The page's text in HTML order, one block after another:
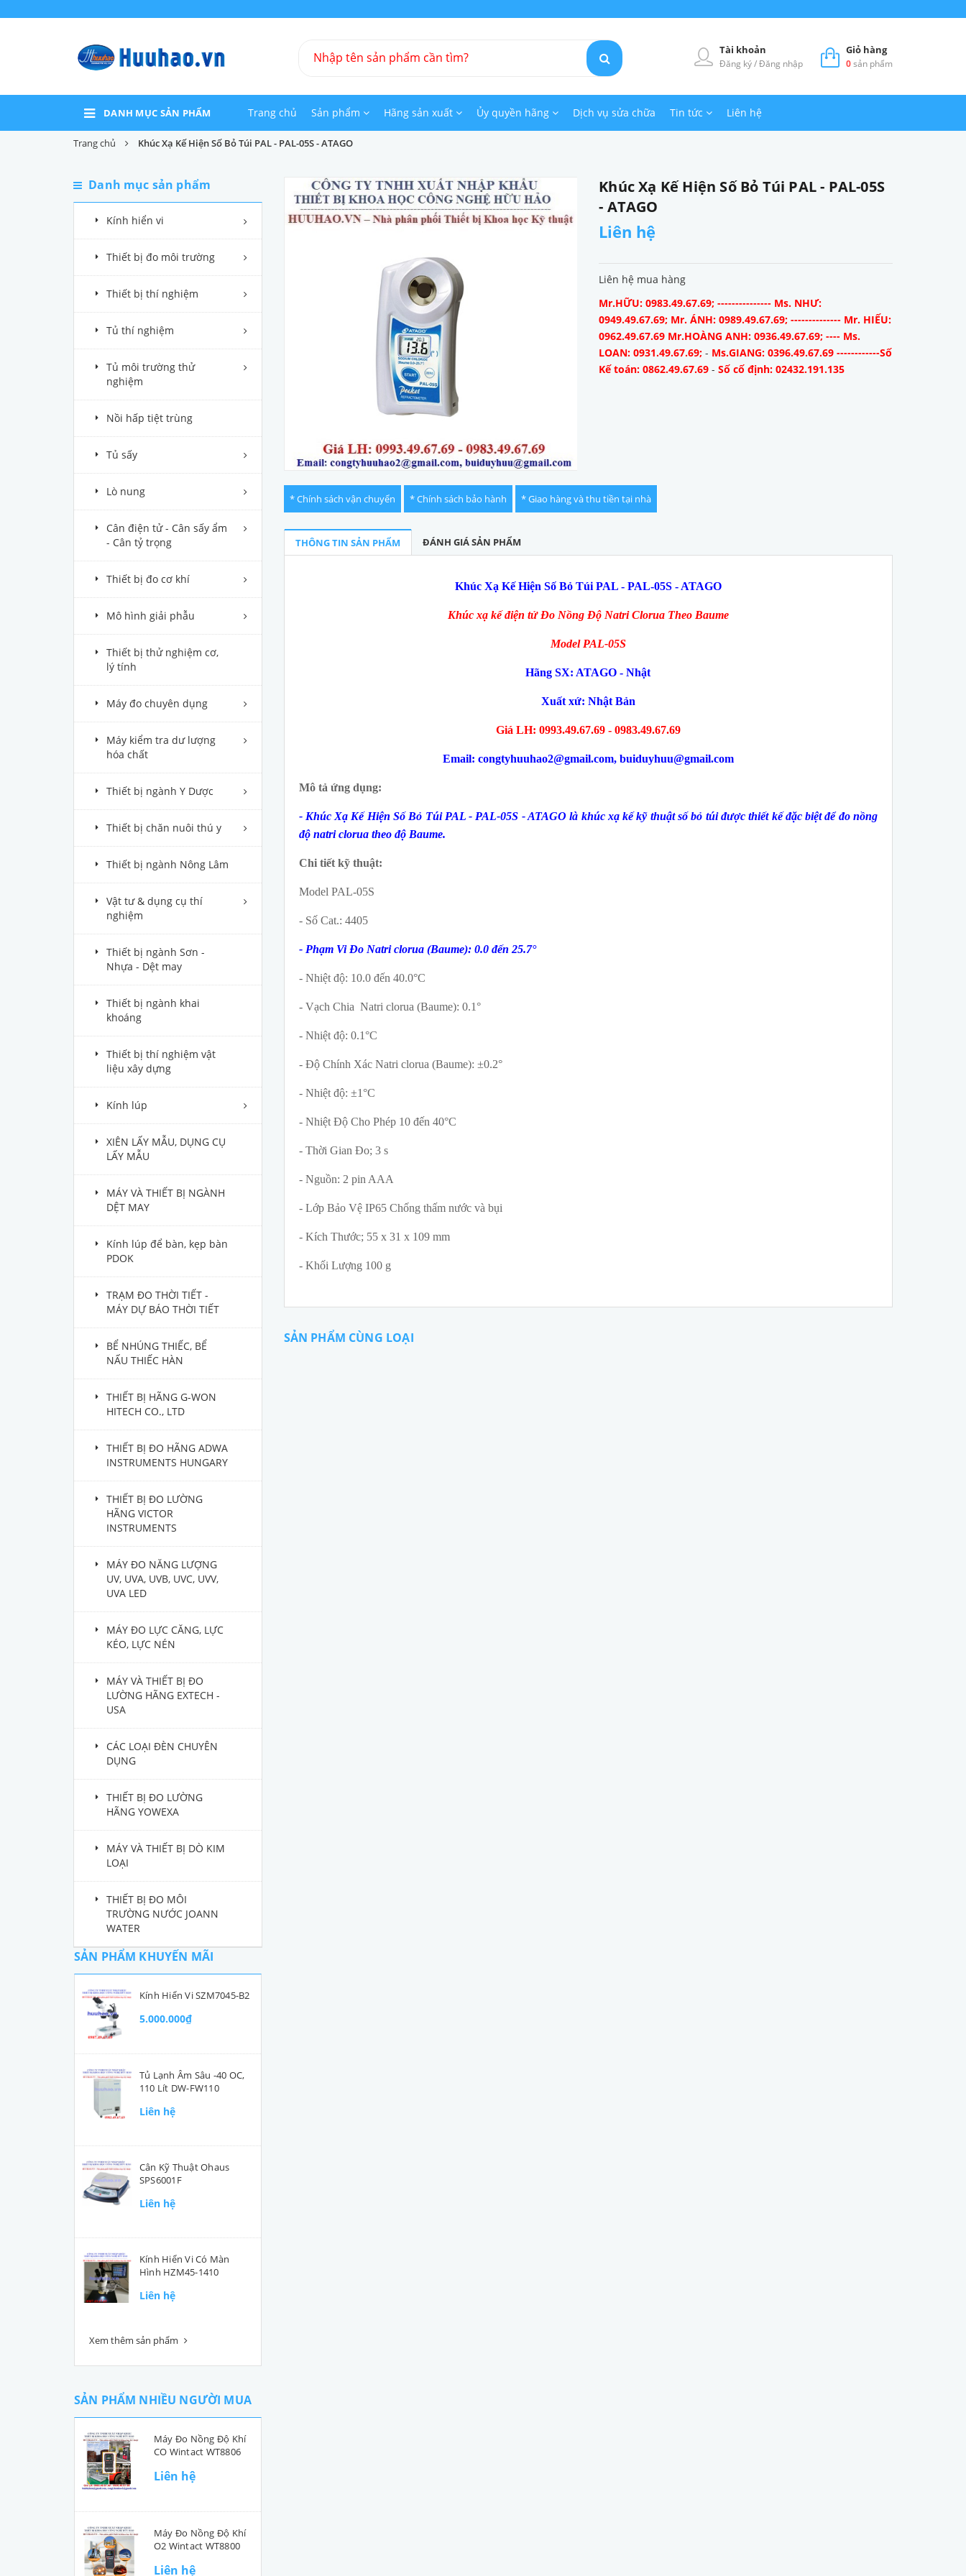
Giỏ hàng
0sản phẩm
Tài khoản
Đăng ký/Đăng nhập
DANH MỤC SẢN PHẨM Trang chủ Sản phẩm Hãng sản xuất Ủy quyền hãng Dịch vụ sửa chữa Tin tức Liên hệ
Trang chủ Khúc Xạ Kế Hiện Số Bỏ Túi PAL - PAL-05S - ATAGO
Danh mục sản phẩm
Kính hiển vi
Thiết bị đo môi trường
Thiết bị thí nghiệm
Tủ thí nghiệm
Tủ môi trường thử
nghiệm
Nồi hấp tiệt trùng
Tủ sấy
Lò nung
Cân điện tử - Cân sấy ẩm
- Cân tỷ trọng
Thiết bị đo cơ khí
Mô hình giải phẫu
Thiết bị thử nghiệm cơ,
lý tính
Máy đo chuyên dụng
Máy kiểm tra dư lượng
hóa chất
Thiết bị ngành Y Dược
Thiết bị chăn nuôi thú y
Thiết bị ngành Nông Lâm
Vật tư & dụng cụ thí
nghiệm
Thiết bị ngành Sơn -
Nhựa - Dệt may
Thiết bị ngành khai
khoáng
Thiết bị thí nghiệm vật
liệu xây dựng
Kính lúp
XIÊN LẤY MẪU, DỤNG CỤ
LẤY MẪU
MÁY VÀ THIẾT BỊ NGÀNH
DỆT MAY
Kính lúp để bàn, kẹp bàn
PDOK
TRẠM ĐO THỜI TIẾT -
MÁY DỰ BÁO THỜI TIẾT
BỂ NHÚNG THIẾC, BỂ
NẤU THIẾC HÀN
THIẾT BỊ HÃNG G-WON
HITECH CO., LTD
THIẾT BỊ ĐO HÃNG ADWA
INSTRUMENTS HUNGARY
THIẾT BỊ ĐO LƯỜNG
HÃNG VICTOR
INSTRUMENTS
MÁY ĐO NĂNG LƯỢNG
UV, UVA, UVB, UVC, UVV,
UVA LED
MÁY ĐO LỰC CĂNG, LỰC
KÉO, LỰC NÉN
MÁY VÀ THIẾT BỊ ĐO
LƯỜNG HÃNG EXTECH -
USA
CÁC LOẠI ĐÈN CHUYÊN
DỤNG
THIẾT BỊ ĐO LƯỜNG
HÃNG YOWEXA
MÁY VÀ THIẾT BỊ DÒ KIM
LOẠI
THIẾT BỊ ĐO MÔI
TRƯỜNG NƯỚC JOANN
WATER
SẢN PHẨM KHUYẾN MÃI
Kính Hiển Vi SZM7045-B2
5.000.000₫
Tủ Lạnh Âm Sâu -40 OC,
110 Lít DW-FW110
Liên hệ
Cân Kỹ Thuật Ohaus
SPS6001F
Liên hệ
Kính Hiển Vi Có Màn
Hình HZM45-1410
Liên hệ
Xem thêm sản phẩm
SẢN PHẨM NHIỀU NGƯỜI MUA
Máy Đo Nồng Độ Khí
CO Wintact WT8806
Liên hệ
Máy Đo Nồng Độ Khí
O2 Wintact WT8800
Liên hệ
Khúc Xạ Kế Hiện Số Bỏ Túi PAL - PAL-05S
- ATAGO
Liên hệ
Liên hệ mua hàng
Mr.HỮU: 0983.49.67.69; --------------- Ms. NHƯ:
0949.49.67.69; Mr. ÁNH: 0989.49.67.69; -------------- Mr. HIẾU:
0962.49.67.69 Mr.HOÀNG ANH: 0936.49.67.69; ---- Ms.
LOAN: 0931.49.67.69; - Ms.GIANG: 0396.49.67.69 ------------Số
Kế toán: 0862.49.67.69 -Số cố định: 02432.191.135
* Chính sách vận chuyển * Chính sách bảo hành * Giao hàng và thu tiền tại nhà
THÔNG TIN SẢN PHẨM ĐÁNH GIÁ SẢN PHẨM
Khúc Xạ Kế Hiện Số Bỏ Túi PAL - PAL-05S - ATAGO
Khúc xạ kế điện tử Đo Nồng Độ Natri Clorua Theo Baume
Model PAL-05S
Hãng SX: ATAGO - Nhật
Xuất xứ: Nhật Bản
Giá LH: 0993.49.67.69 - 0983.49.67.69
Email: congtyhuuhao2@gmail.com, buiduyhuu@gmail.com
Mô tả ứng dụng:
- Khúc Xạ Kế Hiện Số Bỏ Túi PAL - PAL-05S - ATAGO là khúc xạ kế kỹ thuật số bỏ túi được thiết kế đặc biệt để đo nồng
độ natri clorua theo độ Baume.
Chi tiết kỹ thuật:
Model PAL-05S
- Số Cat.: 4405
- Phạm Vi Đo Natri clorua (Baume): 0.0 đến 25.7°
- Nhiệt độ: 10.0 đến 40.0°C
- Vạch Chia Natri clorua (Baume): 0.1°
- Nhiệt độ: 0.1°C
- Độ Chính Xác Natri clorua (Baume): ±0.2°
- Nhiệt độ: ±1°C
- Nhiệt Độ Cho Phép 10 đến 40°C
- Thời Gian Đo; 3 s
- Nguồn: 2 pin AAA
- Lớp Bảo Vệ IP65 Chống thấm nước và bụi
- Kích Thước; 55 x 31 x 109 mm
- Khối Lượng 100 g
SẢN PHẨM CÙNG LOẠI